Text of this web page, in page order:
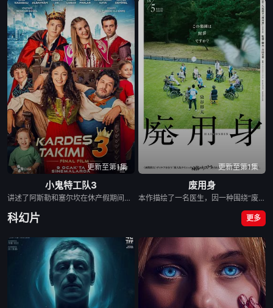
更新至第1集
小鬼特工队3
讲述了阿斯勒和塞尔坎在休产假期间接到紧急电话，被迫穿越时空，带着孩子们踏上迄今为止最具挑战性的任务。
更新至第1集
废用身
本作描绘了一名医生，因一种围绕“废用身”——因瘫痪等原因已无恢复可能的四肢——的治疗方法，而一步步踏入在追求理想的理性与疯狂之间摇摆的危险领域。在某座城镇的日间照护中心里，一种突破性的疗法在老年人之间悄然流传：对患者进行废用身切除后，不仅“身体和心情都变轻松了”，甚至“原本严厉的性格也变得温和”，出现了看似积极的副作用。听闻此事的编辑矢仓察觉到其可能为老年医疗带来革命性变革，遂向开发该疗法的院长漆原提出出书邀约。然而，关于该照护中心的内部举报被泄露至周刊杂志，加之患者家中发生的一起事件，事态骤然逆转，真相逐渐陷入黑暗。 本片改编自久坂部羊的同名原著小说。
科幻片 更多